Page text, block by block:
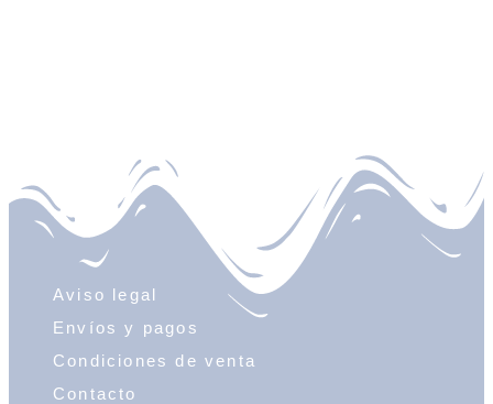
Aviso legal
Envíos y pagos
Condiciones de venta
Contacto